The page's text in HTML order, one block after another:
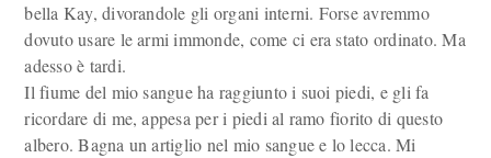
bella Kay, divorandole gli organi interni. Forse avremmo
dovuto usare le armi immonde, come ci era stato ordinato. Ma
adesso è tardi.
Il fiume del mio sangue ha raggiunto i suoi piedi, e gli fa
ricordare di me, appesa per i piedi al ramo fiorito di questo
albero. Bagna un artiglio nel mio sangue e lo lecca. Mi